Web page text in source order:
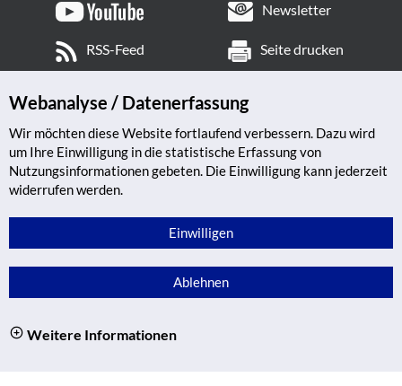
Newsletter
RSS-Feed Seite drucken
Webanalyse / Datenerfassung
Wir möchten diese Website fortlaufend verbessern. Dazu wird
um Ihre Einwilligung in die statistische Erfassung von
Nutzungsinformationen gebeten. Die Einwilligung kann jederzeit
widerrufen werden.
Einwilligen
Ablehnen
Weitere Informationen